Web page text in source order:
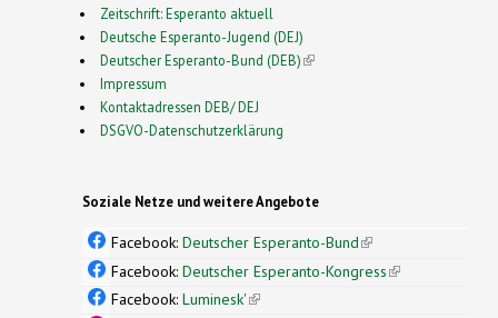
Zeitschrift: Esperanto aktuell
Deutsche Esperanto-Jugend (DEJ)
Deutscher Esperanto-Bund (DEB)(link is external)
Impressum
Kontaktadressen DEB/ DEJ
DSGVO-Datenschutzerklärung
Soziale Netze und weitere Angebote
Facebook: Deutscher Esperanto-Bund(link is
external)
Facebook: Deutscher Esperanto-Kongress(link is
Facebook: Luminesk'(link is external)